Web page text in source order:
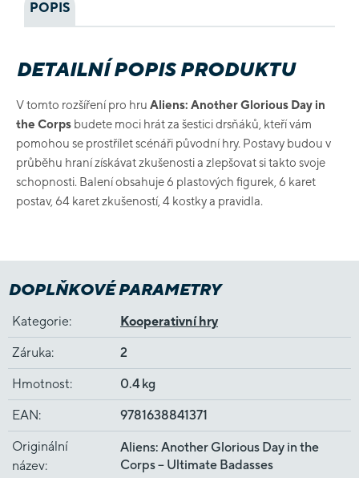
POPIS
DETAILNÍ POPIS PRODUKTU
V tomto rozšíření pro hru Aliens: Another Glorious Day in
the Corps budete moci hrát za šestici drsňáků, kteří vám
pomohou se prostřílet scénáři původní hry. Postavy budou v
průběhu hraní získávat zkušenosti a zlepšovat si takto svoje
schopnosti. Balení obsahuje 6 plastových figurek, 6 karet
postav, 64 karet zkušeností, 4 kostky a pravidla.
DOPLŇKOVÉ PARAMETRY
Kategorie: Kooperativní hry
Záruka: 2
Hmotnost: 0.4 kg
EAN: 9781638841371
Originální
název:
Aliens: Another Glorious Day in the
Corps – Ultimate Badasses